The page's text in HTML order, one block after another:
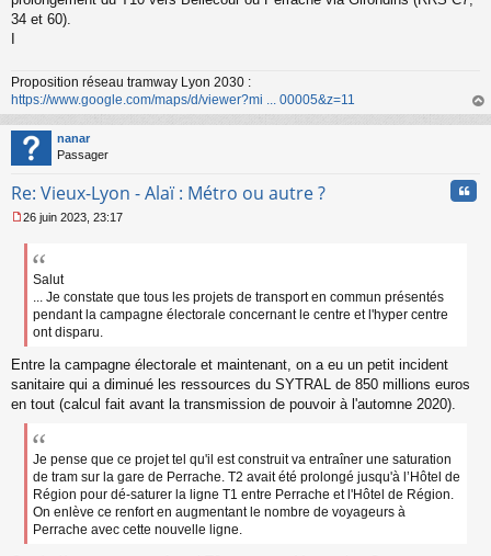
l
u
34 et 60).
Proposition réseau tramway Lyon 2030 :
https://www.google.com/maps/d/viewer?mi ... 00005&z=11
au
nanar
Passager
Re: Vieux-Lyon - Alaï : Métro ou autre ?
e
n
o
l
u
26 juin 2023, 23:17
Salut
... Je constate que tous les projets de transport en commun présentés
pendant la campagne électorale concernant le centre et l'hyper centre
ont disparu.
Entre la campagne électorale et maintenant, on a eu un petit incident
sanitaire qui a diminué les ressources du SYTRAL de 850 millions euros
en tout (calcul fait avant la transmission de pouvoir à l'automne 2020).
Je pense que ce projet tel qu'il est construit va entraîner une saturation
de tram sur la gare de Perrache. T2 avait été prolongé jusqu'à l’Hôtel de
Région pour dé-saturer la ligne T1 entre Perrache et l'Hôtel de Région.
On enlève ce renfort en augmentant le nombre de voyageurs à
Perrache avec cette nouvelle ligne.